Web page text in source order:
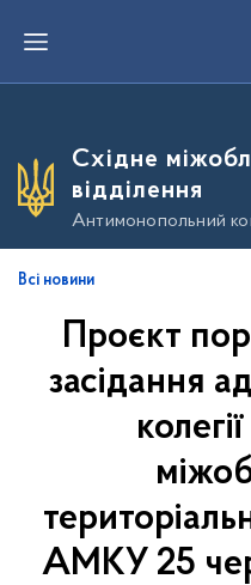
е
о
о
в
Східне
відділення
Антимонопольний
Всі новини
Проєкт
засідання
АМКУ 25